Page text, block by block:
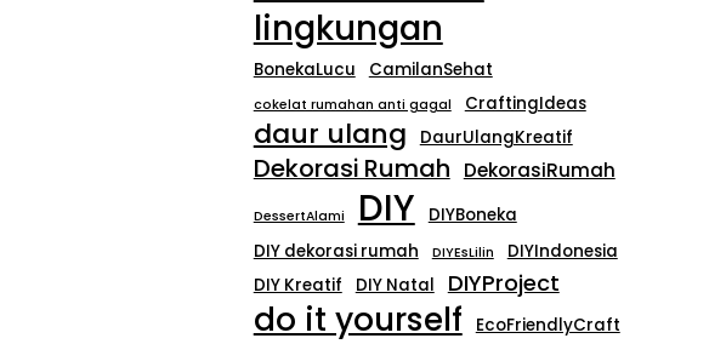
lingkungan
BonekaLucu CamilanSehat
cokelat rumahan anti gagal CraftingIdeas
daur ulang DaurUlangKreatif
Dekorasi Rumah DekorasiRumah
DessertAlami DIY
DIYBoneka
DIY dekorasi rumah
DIYEsLilin
DIYIndonesia
DIY Kreatif
DIY Natal DIYProject
do it yourself EcoFriendlyCraft